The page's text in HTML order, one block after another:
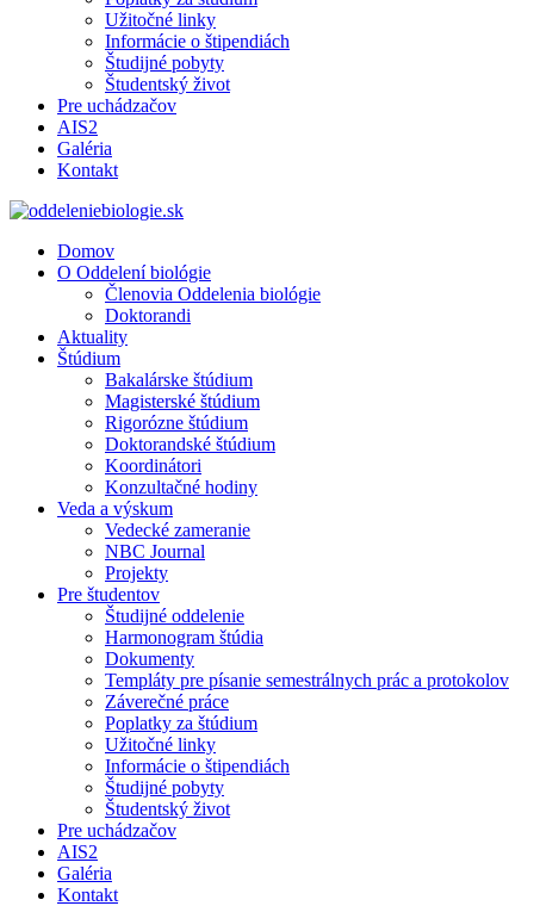
Užitočné linky
Informácie o štipendiách
Študijné pobyty
Študentský život
Pre uchádzačov
AIS2
Galéria
Kontakt
Domov
O Oddelení biológie
Členovia Oddelenia biológie
Doktorandi
Aktuality
Štúdium
Bakalárske štúdium
Magisterské štúdium
Rigorózne štúdium
Doktorandské štúdium
Koordinátori
Konzultačné hodiny
Veda a výskum
Vedecké zameranie
NBC Journal
Projekty
Pre študentov
Študijné oddelenie
Harmonogram štúdia
Dokumenty
Templáty pre písanie semestrálnych prác a protokolov
Záverečné práce
Poplatky za štúdium
Užitočné linky
Informácie o štipendiách
Študijné pobyty
Študentský život
Pre uchádzačov
AIS2
Galéria
Kontakt